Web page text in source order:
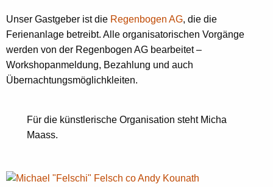
Unser Gastgeber ist die Regenbogen AG, die die
Ferienanlage betreibt. Alle organisatorischen Vorgänge
werden von der Regenbogen AG bearbeitet –
Workshopanmeldung, Bezahlung und auch
Übernachtungsmöglichkleiten.
Für die künstlerische Organisation steht Micha
Maass.